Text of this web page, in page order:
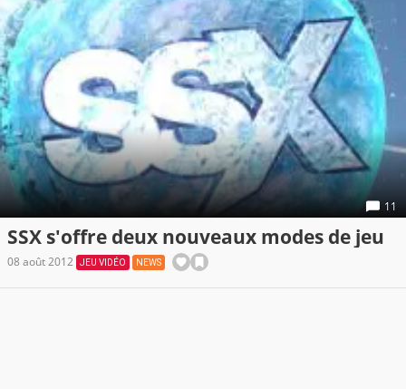
11
SSX s'offre deux nouveaux modes de jeu
08 août 2012 JEU VIDÉO NEWS